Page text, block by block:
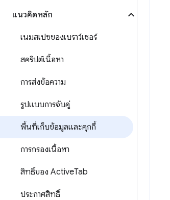
แนวคิดหลัก
เนมสเปซของเบราว์เซอร์
สคริปต์เนื้อหา
การส่งข้อความ
รูปแบบการจับคู่
พื้นที่เก็บข้อมูลและคุกกี้
การกรองเนื้อหา
สิทธิ์ของ ActiveTab
ประกาศสิทธิ์